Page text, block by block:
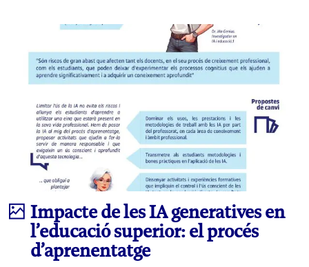
Infografia
Impacte de les IA generatives en
l’educació superior: el procés
d’aprenentatge